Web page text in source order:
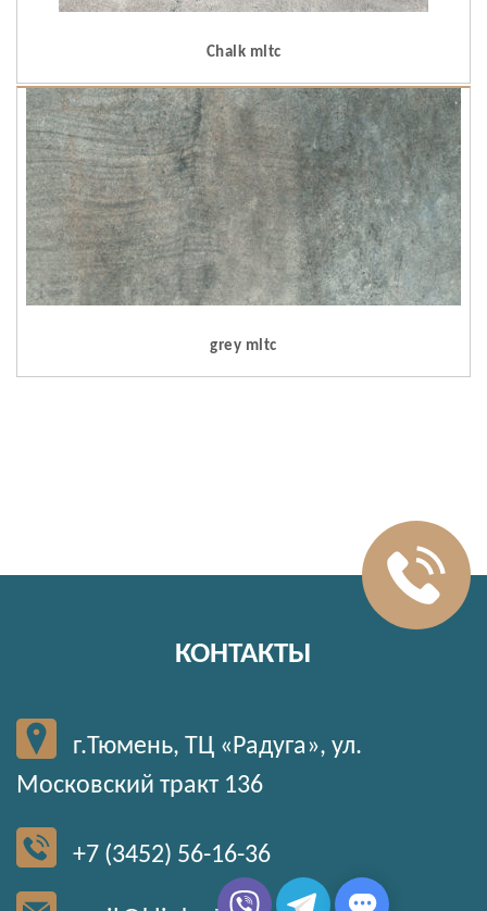
Chalk mltc
grey mltc
КОНТАКТЫ
г.Тюмень, ТЦ «Радуга», ул.
Московский тракт 136
+7 (3452) 56-16-36